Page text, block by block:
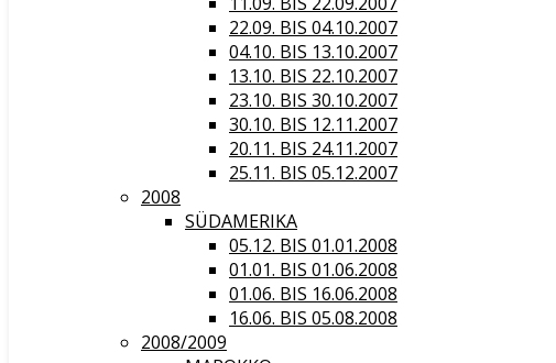
22.09. BIS 04.10.2007
04.10. BIS 13.10.2007
13.10. BIS 22.10.2007
23.10. BIS 30.10.2007
30.10. BIS 12.11.2007
20.11. BIS 24.11.2007
25.11. BIS 05.12.2007
2008
SÜDAMERIKA
05.12. BIS 01.01.2008
01.01. BIS 01.06.2008
01.06. BIS 16.06.2008
16.06. BIS 05.08.2008
2008/2009